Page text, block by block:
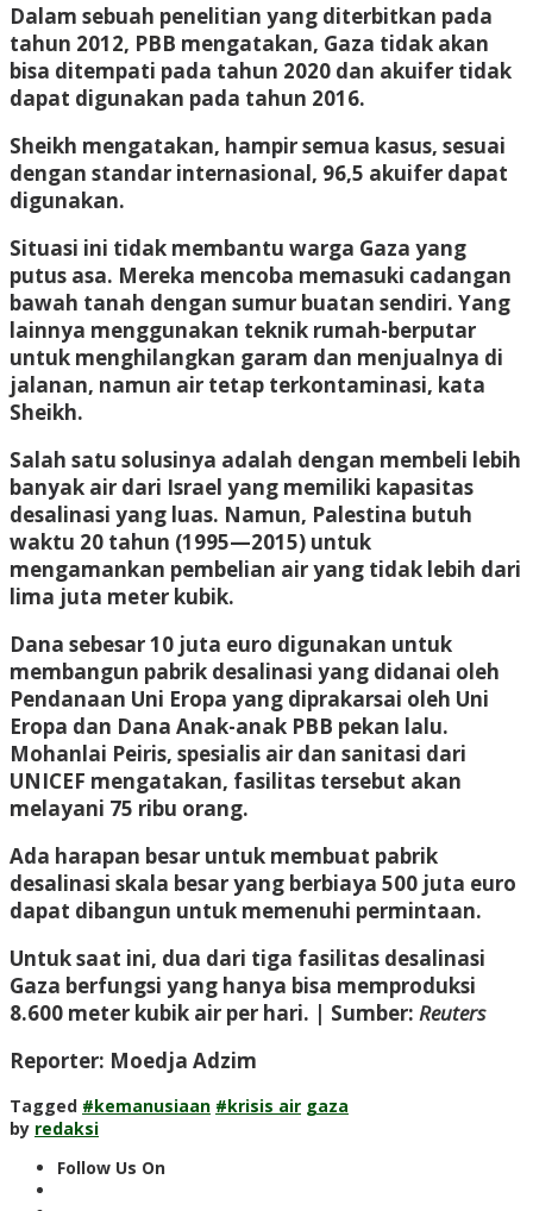
Dalam sebuah penelitian yang diterbitkan pada
tahun 2012, PBB mengatakan, Gaza tidak akan
bisa ditempati pada tahun 2020 dan akuifer tidak
dapat digunakan pada tahun 2016.
Sheikh mengatakan, hampir semua kasus, sesuai
dengan standar internasional, 96,5 akuifer dapat
digunakan.
Situasi ini tidak membantu warga Gaza yang
putus asa. Mereka mencoba memasuki cadangan
bawah tanah dengan sumur buatan sendiri. Yang
lainnya menggunakan teknik rumah-berputar
untuk menghilangkan garam dan menjualnya di
jalanan, namun air tetap terkontaminasi, kata
Sheikh.
Salah satu solusinya adalah dengan membeli lebih
banyak air dari Israel yang memiliki kapasitas
desalinasi yang luas. Namun, Palestina butuh
waktu 20 tahun (1995—2015) untuk
mengamankan pembelian air yang tidak lebih dari
lima juta meter kubik.
Dana sebesar 10 juta euro digunakan untuk
membangun pabrik desalinasi yang didanai oleh
Pendanaan Uni Eropa yang diprakarsai oleh Uni
Eropa dan Dana Anak-anak PBB pekan lalu.
Mohanlai Peiris, spesialis air dan sanitasi dari
UNICEF mengatakan, fasilitas tersebut akan
melayani 75 ribu orang.
Ada harapan besar untuk membuat pabrik
desalinasi skala besar yang berbiaya 500 juta euro
dapat dibangun untuk memenuhi permintaan.
Untuk saat ini, dua dari tiga fasilitas desalinasi
Gaza berfungsi yang hanya bisa memproduksi
8.600 meter kubik air per hari. | Sumber: Reuters
Reporter: Moedja Adzim
Tagged #kemanusiaan #krisis air gaza
by redaksi
Follow Us On